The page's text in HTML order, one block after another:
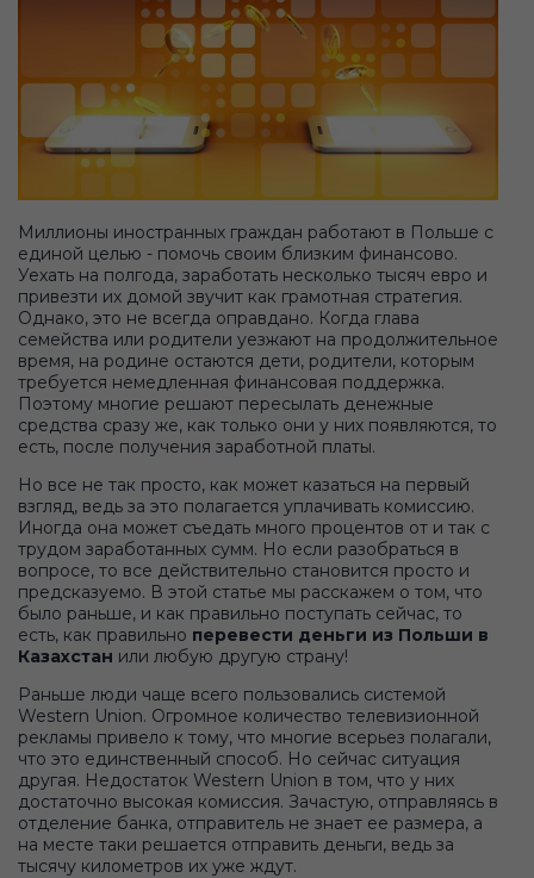
Миллионы иностранных граждан работают в Польше с
единой целью - помочь своим близким финансово.
Уехать на полгода, заработать несколько тысяч евро и
привезти их домой звучит как грамотная стратегия.
Однако, это не всегда оправдано. Когда глава
семейства или родители уезжают на продолжительное
время, на родине остаются дети, родители, которым
требуется немедленная финансовая поддержка.
Поэтому многие решают пересылать денежные
средства сразу же, как только они у них появляются, то
есть, после получения заработной платы.
Но все не так просто, как может казаться на первый
взгляд, ведь за это полагается уплачивать комиссию.
Иногда она может съедать много процентов от и так с
трудом заработанных сумм. Но если разобраться в
вопросе, то все действительно становится просто и
предсказуемо. В этой статье мы расскажем о том, что
было раньше, и как правильно поступать сейчас, то
есть, как правильно перевести деньги из Польши в
Казахстан или любую другую страну!
Раньше люди чаще всего пользовались системой
Western Union. Огромное количество телевизионной
рекламы привело к тому, что многие всерьез полагали,
что это единственный способ. Но сейчас ситуация
другая. Недостаток Western Union в том, что у них
достаточно высокая комиссия. Зачастую, отправляясь в
отделение банка, отправитель не знает ее размера, а
на месте таки решается отправить деньги, ведь за
тысячу километров их уже ждут.